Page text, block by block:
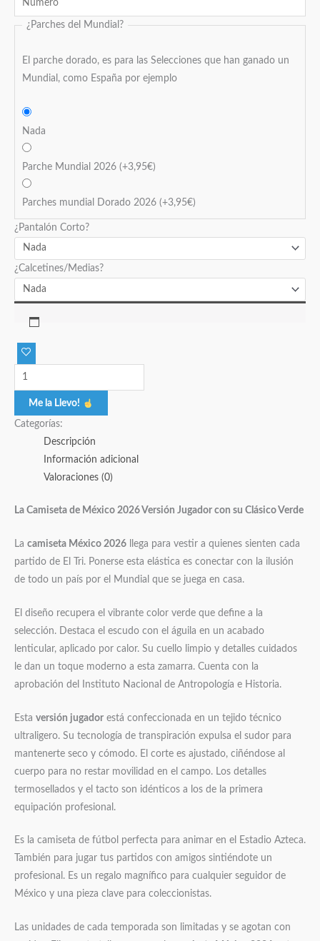
¿Parches del Mundial?
El parche dorado, es para las Selecciones que han ganado un
Mundial, como España por ejemplo
Nada
Parche Mundial 2026(+3,95€)
Parches mundial Dorado 2026(+3,95€)
¿Pantalón Corto?
¿Calcetines/Medias?
Me la Llevo!
Categorías:
Descripción
Información adicional
Valoraciones (0)
La Camiseta de México 2026 Versión Jugador con su Clásico Verde
La camiseta México 2026 llega para vestir a quienes sienten cada
partido de El Tri. Ponerse esta elástica es conectar con la ilusión
de todo un país por el Mundial que se juega en casa.
El diseño recupera el vibrante color verde que define a la
selección. Destaca el escudo con el águila en un acabado
lenticular, aplicado por calor. Su cuello limpio y detalles cuidados
le dan un toque moderno a esta zamarra. Cuenta con la
aprobación del Instituto Nacional de Antropología e Historia.
Esta versión jugador está confeccionada en un tejido técnico
ultraligero. Su tecnología de transpiración expulsa el sudor para
mantenerte seco y cómodo. El corte es ajustado, ciñéndose al
cuerpo para no restar movilidad en el campo. Los detalles
termosellados y el tacto son idénticos a los de la primera
equipación profesional.
Es la camiseta de fútbol perfecta para animar en el Estadio Azteca.
También para jugar tus partidos con amigos sintiéndote un
profesional. Es un regalo magnífico para cualquier seguidor de
México y una pieza clave para coleccionistas.
Las unidades de cada temporada son limitadas y se agotan con